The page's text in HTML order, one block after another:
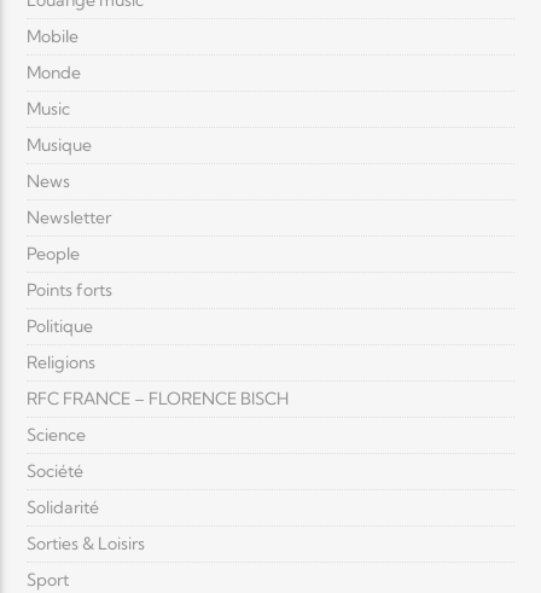
Mobile
Monde
Music
Musique
News
Newsletter
People
Points forts
Politique
Religions
RFC FRANCE – FLORENCE BISCH
Science
Société
Solidarité
Sorties & Loisirs
Sport